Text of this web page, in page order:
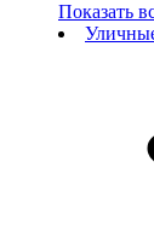
Показать